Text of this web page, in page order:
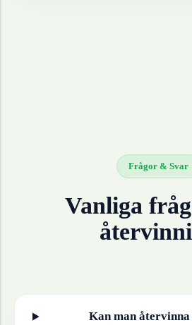
Frågor & Svar
Vanliga
Kan man återvinna